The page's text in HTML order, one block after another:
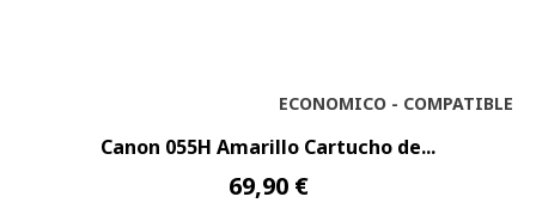
ECONOMICO - COMPATIBLE
Canon 055H Amarillo Cartucho de...
69,90 €